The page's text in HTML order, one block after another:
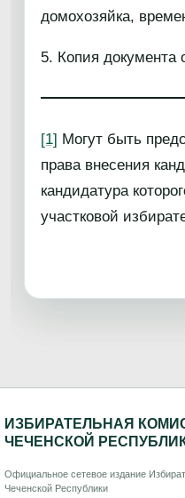
домохозяйка,
5. Копия документа
[1] Могут быть
права внесения
кандидатура
участковой
ИЗБИРАТЕЛЬНАЯ
ЧЕЧЕНСКОЙ
Официальное сетевое издание
Чеченской Республики